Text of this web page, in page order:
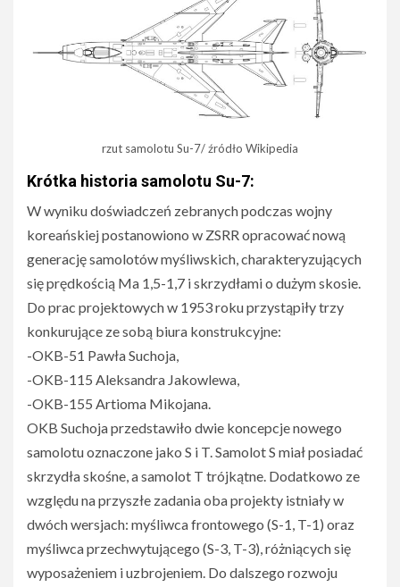
rzut samolotu Su-7/ źródło Wikipedia
Krótka historia samolotu Su-7:
W wyniku doświadczeń zebranych podczas wojny
koreańskiej postanowiono w ZSRR opracować nową
generację samolotów myśliwskich, charakteryzujących
się prędkością Ma 1,5-1,7 i skrzydłami o dużym skosie.
Do prac projektowych w 1953 roku przystąpiły trzy
konkurujące ze sobą biura konstrukcyjne:
-OKB-51 Pawła Suchoja,
-OKB-115 Aleksandra Jakowlewa,
-OKB-155 Artioma Mikojana.
OKB Suchoja przedstawiło dwie koncepcje nowego
samolotu oznaczone jako S i T. Samolot S miał posiadać
skrzydła skośne, a samolot T trójkątne. Dodatkowo ze
względu na przyszłe zadania oba projekty istniały w
dwóch wersjach: myśliwca frontowego (S-1, T-1) oraz
myśliwca przechwytującego (S-3, T-3), różniących się
wyposażeniem i uzbrojeniem. Do dalszego rozwoju